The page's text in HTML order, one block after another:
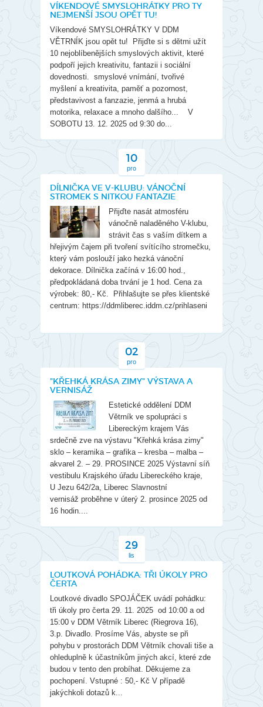
VÍKENDOVÉ SMYSLOHRÁTKY PRO TY
NEJMENŠÍ JSOU OPĚT TU!
Víkendové SMYSLOHRÁTKY V DDM
VĚTRNÍK jsou opět tu! Přijďte si s dětmi užít
10 nejoblíbenějších smyslových aktivit, které
podpoří jejich kreativitu, fantazii i sociální
dovednosti. smyslové vnímání, tvořivé
myšlení a kreativita, paměť a pozornost,
představivost a fanzazie, jenmá a hrubá
motorika, relaxace a mnoho dalšího... V
SOBOTU 13. 12. 2025 od 9:30 do...
10
pro
DÍLNIČKA VE V-KLUBU: VÁNOČNÍ
STROMEK S NITKOU FANTAZIE
Přijďte nasát atmosféru
vánočně naladěného V-klubu,
strávit čas s vaším dítkem a
hřejivým čajem při tvoření svítícího stromečku,
který vám poslouží jako hezká vánoční
dekorace. Dílnička začíná v 16:00 hod.,
předpokládaná doba trvání je 1 hod. Cena za
výrobek: 80,- Kč. Přihlašujte se přes klientské
centrum: https://ddmliberec.iddm.cz/prihlaseni
02
pro
"KŘEHKÁ KRÁSA ZIMY" VÝSTAVA A
VERNISÁŽ
Estetické oddělení DDM
Větrník ve spolupráci s
Libereckým krajem Vás
srdečně zve na výstavu "Křehká krása zimy"
sklo – keramika – grafika – kresba – malba –
akvarel 2. – 29. PROSINCE 2025 Výstavní síň
vestibulu Krajského úřadu Libereckého kraje,
U Jezu 642/2a, Liberec Slavnostní
vernisáž proběhne v úterý 2. prosince 2025 od
16 hodin....
29
lis
LOUTKOVÁ POHÁDKA: TŘI ÚKOLY PRO
ČERTA
Loutkové divadlo SPOJÁČEK uvádí pohádku:
tři úkoly pro čerta 29. 11. 2025 od 10:00 a od
15:00 v DDM Větrník Liberec (Riegrova 16),
3.p. Divadlo. Prosíme Vás, abyste se při
pohybu v prostorách DDM Větrník chovali tiše a
ohleduplně k účastníkům jiných akcí, které zde
budou v tento den probíhat. Děkujeme za
pochopení. Vstupné : 50,- Kč V případě
jakýchkoli dotazů k...